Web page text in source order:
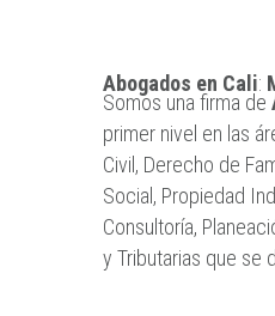
Abogados en Cali:
Somos una firma de
primer nivel en las
Civil, Derecho de
Social, Propiedad
Consultoría,
y Tributarias que se